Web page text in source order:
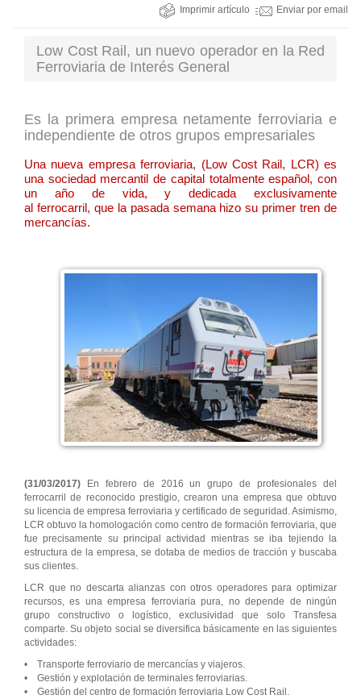
Imprimir artículo Enviar por email
Low Cost Rail, un nuevo operador en la Red
Ferroviaria de Interés General
Es la primera empresa netamente ferroviaria e
independiente de otros grupos empresariales
Una nueva empresa ferroviaria, (Low Cost Rail, LCR) es
una sociedad mercantil de capital totalmente español, con
un año de vida, y dedicada exclusivamente
al ferrocarril, que la pasada semana hizo su primer tren de
mercancías.
(31/03/2017)
En febrero de 2016 un grupo de profesionales del
ferrocarril de reconocido prestigio, crearon una empresa que obtuvo
su licencia de empresa ferroviaria y certificado de seguridad. Asimismo,
LCR obtuvo la homologación como centro de formación ferroviaria, que
fue precisamente su principal actividad mientras se iba tejiendo la
estructura de la empresa, se dotaba de medios de tracción y buscaba
sus clientes.
LCR que no descarta alianzas con otros operadores para optimizar
recursos, es una empresa ferroviaria pura, no depende de ningún
grupo constructivo o logístico, exclusividad que solo Transfesa
comparte. Su objeto social se diversifica básicamente en las siguientes
actividades:
• Transporte ferroviario de mercancías y viajeros.
• Gestión y explotación de terminales ferroviarias.
• Gestión del centro de formación ferroviaria Low Cost Rail.